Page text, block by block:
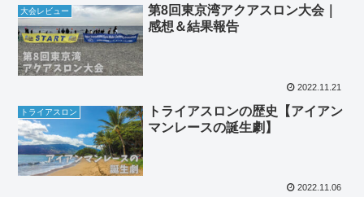
大会レビュー
第8回東京湾アクアスロン大会｜
感想＆結果報告
2022.11.21
トライアスロン
トライアスロンの歴史【アイアン
マンレースの誕生劇】
2022.11.06